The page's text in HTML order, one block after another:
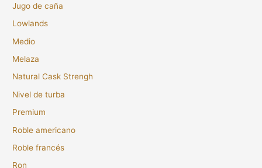
Jugo de caña
Lowlands
Medio
Melaza
Natural Cask Strengh
Nivel de turba
Premium
Roble americano
Roble francés
Ron